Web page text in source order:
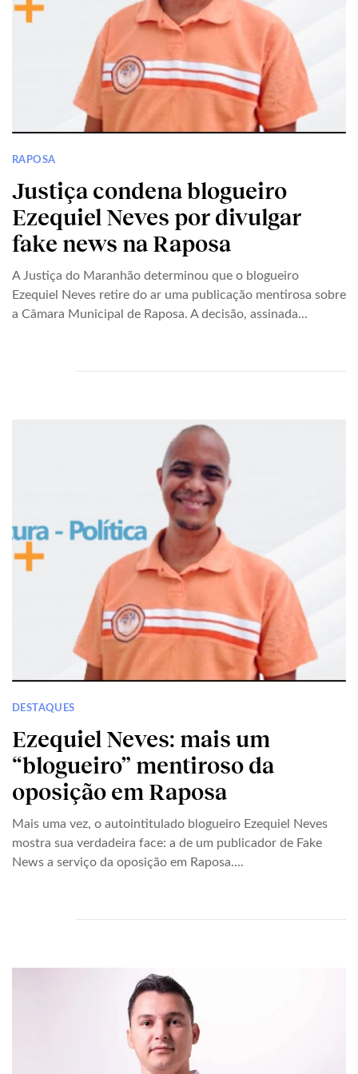
RAPOSA
Justiça condena blogueiro
Ezequiel Neves por divulgar
fake news na Raposa
A Justiça do Maranhão determinou que o blogueiro
Ezequiel Neves retire do ar uma publicação mentirosa sobre
a Câmara Municipal de Raposa. A decisão, assinada...
DESTAQUES
Ezequiel Neves: mais um
“blogueiro” mentiroso da
oposição em Raposa
Mais uma vez, o autointitulado blogueiro Ezequiel Neves
mostra sua verdadeira face: a de um publicador de Fake
News a serviço da oposição em Raposa....